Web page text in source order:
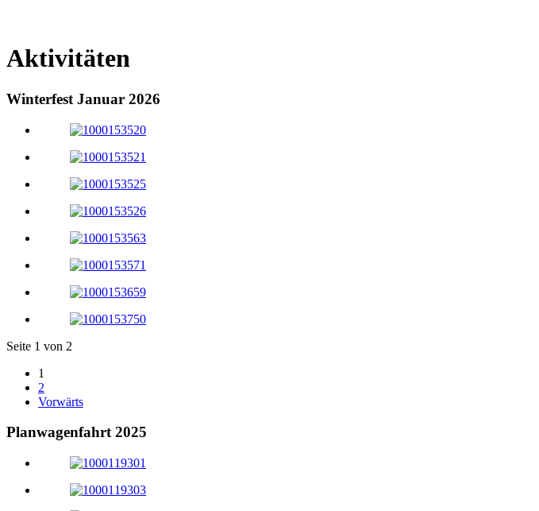
Aktivitäten
Winterfest Januar 2026
Seite 1 von 2
1
2
Vorwärts
Planwagenfahrt 2025